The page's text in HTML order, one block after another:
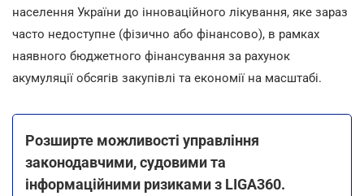
населення України до інноваційного лікування, яке зараз
часто недоступне (фізично або фінансово), в рамках
наявного бюджетного фінансування за рахунок
акумуляції обсягів закупівлі та економії на масштабі.
Розширте можливості управління
законодавчими, судовими та
інформаційними ризиками з LIGA360.